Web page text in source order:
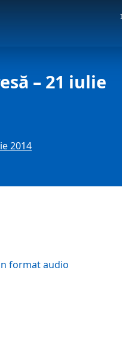
– 21 iulie
2014
format audio